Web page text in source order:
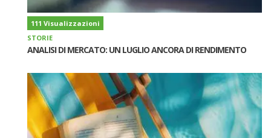
111 Visualizzazioni
STORIE
ANALISI DI MERCATO: UN LUGLIO ANCORA DI RENDIMENTO